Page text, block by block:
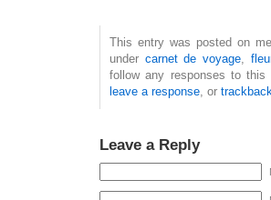
This entry was posted on
under carnet de voyage,
follow any responses to
leave a response, or
Leave a Reply